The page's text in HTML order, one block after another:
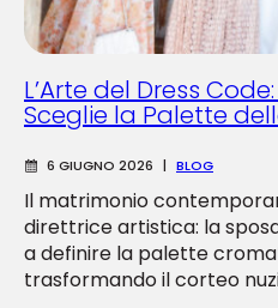
L’Arte del Dress
Sceglie la Palette
6 GIUGNO 2026 | BLOG
Il matrimonio
direttrice artistica: la
a definire la palette
trasformando il corteo